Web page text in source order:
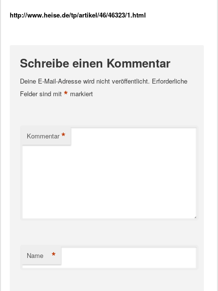
http://www.heise.de/tp/artikel/46/46323/1.html
Schreibe einen Kommentar
Deine E-Mail-Adresse wird nicht veröffentlicht. Erforderliche
Felder sind mit * markiert
Kommentar *
Name *